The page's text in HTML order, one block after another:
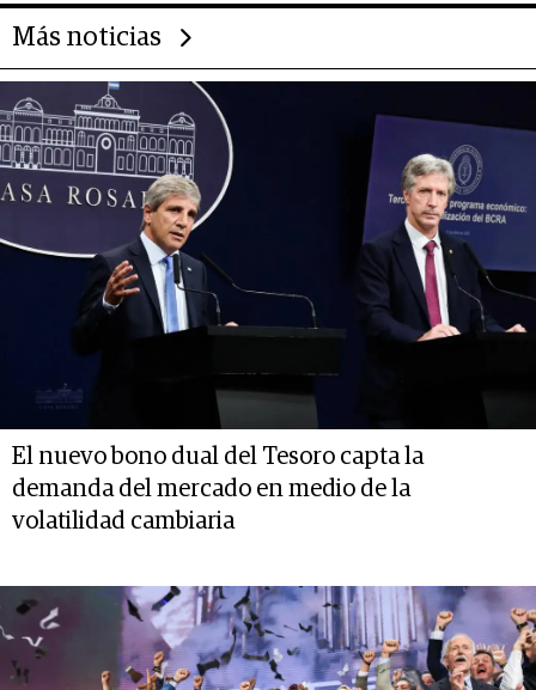
Más noticias
El nuevo bono dual del Tesoro capta la
demanda del mercado en medio de la
volatilidad cambiaria